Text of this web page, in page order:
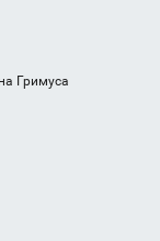
Гримуса